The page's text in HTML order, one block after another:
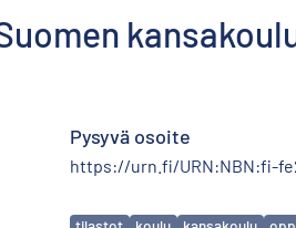
Pysyvä osoite
https://urn.fi/URN:NBN:fi-
Avainsanat